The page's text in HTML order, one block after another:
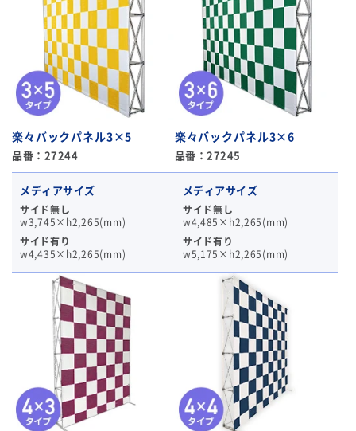
楽々バックパネル3×5
品番：27244
メディアサイズ
サイド無し
w3,745×h2,265(mm)
サイド有り
w4,435×h2,265(mm)
楽々バックパネル3×6
品番：27245
メディアサイズ
サイド無し
w4,485×h2,265(mm)
サイド有り
w5,175×h2,265(mm)